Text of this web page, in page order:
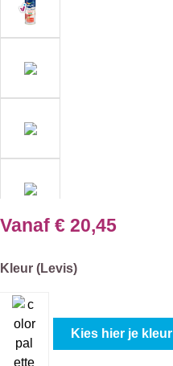
Vanaf € 20,45
Selecteer
Kleur (Levis)
Kies hier je kleur